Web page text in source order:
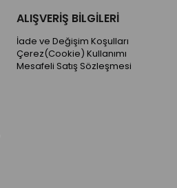
ALIŞVERİŞ BİLGİLERİ
İade ve Değişim Koşulları
Çerez(Cookie) Kullanımı
Mesafeli Satış Sözleşmesi